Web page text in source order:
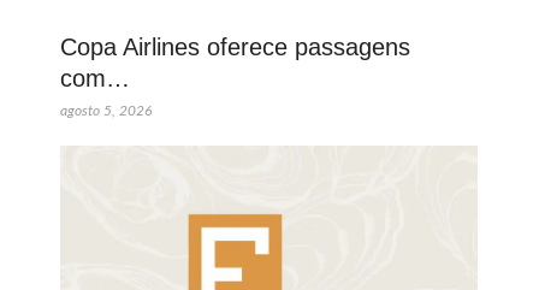
Copa Airlines oferece passagens
com…
agosto 5, 2026